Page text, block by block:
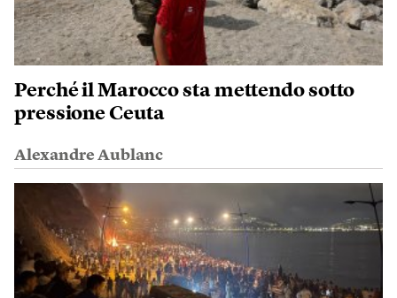
Perché il Marocco sta mettendo sotto
pressione Ceuta
Alexandre Aublanc